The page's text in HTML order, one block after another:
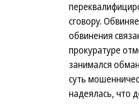
сговору.
обвинения
прокуратуре
занимался
суть
надеялась, что